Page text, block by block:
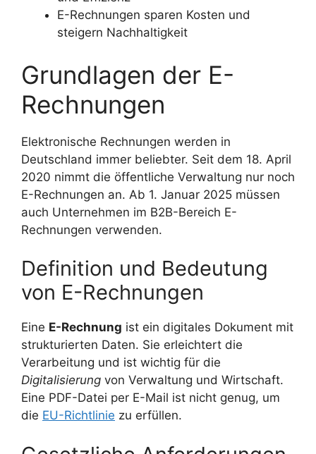
E-Rechnungen sparen Kosten und
steigern Nachhaltigkeit
Grundlagen der E-
Rechnungen
Elektronische Rechnungen werden in
Deutschland immer beliebter. Seit dem 18. April
2020 nimmt die öffentliche Verwaltung nur noch
E-Rechnungen an. Ab 1. Januar 2025 müssen
auch Unternehmen im B2B-Bereich E-
Rechnungen verwenden.
Definition und Bedeutung
von E-Rechnungen
Eine E-Rechnung ist ein digitales Dokument mit
strukturierten Daten. Sie erleichtert die
Verarbeitung und ist wichtig für die
Digitalisierung von Verwaltung und Wirtschaft.
Eine PDF-Datei per E-Mail ist nicht genug, um
die EU-Richtlinie zu erfüllen.